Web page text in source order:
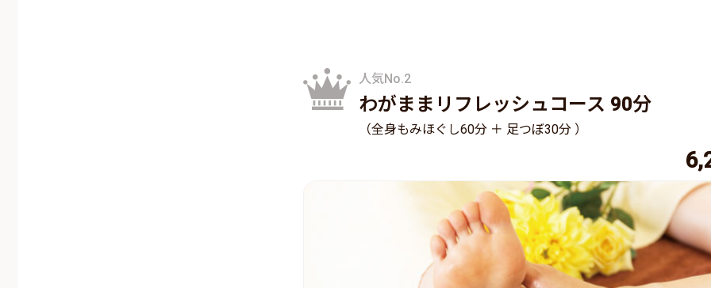
人気No.2
わがままリフレッシュコース 90分
（全身もみほぐし60分 ＋ 足つぼ30分 ）